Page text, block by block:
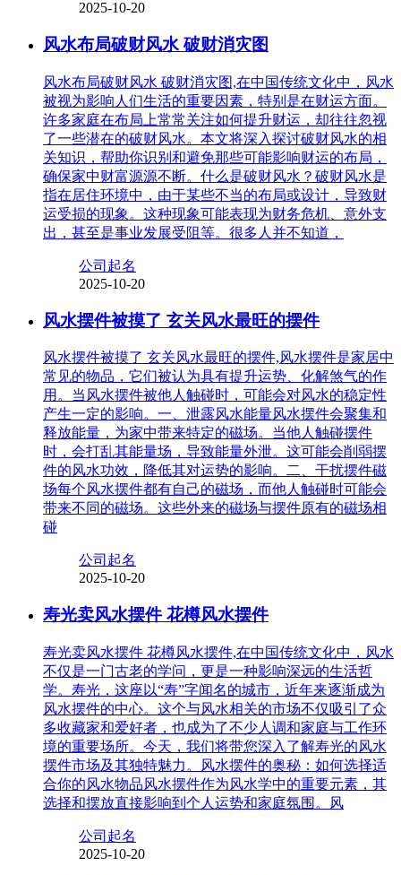
2025-10-20
风水布局破财风水 破财消灾图
风水布局破财风水 破财消灾图,在中国传统文化中，风水
被视为影响人们生活的重要因素，特别是在财运方面。
许多家庭在布局上常常关注如何提升财运，却往往忽视
了一些潜在的破财风水。本文将深入探讨破财风水的相
关知识，帮助你识别和避免那些可能影响财运的布局，
确保家中财富源源不断。什么是破财风水？破财风水是
指在居住环境中，由于某些不当的布局或设计，导致财
运受损的现象。这种现象可能表现为财务危机、意外支
出，甚至是事业发展受阻等。很多人并不知道，
公司起名
2025-10-20
风水摆件被摸了 玄关风水最旺的摆件
风水摆件被摸了 玄关风水最旺的摆件,风水摆件是家居中
常见的物品，它们被认为具有提升运势、化解煞气的作
用。当风水摆件被他人触碰时，可能会对风水的稳定性
产生一定的影响。一、泄露风水能量风水摆件会聚集和
释放能量，为家中带来特定的磁场。当他人触碰摆件
时，会打乱其能量场，导致能量外泄。这可能会削弱摆
件的风水功效，降低其对运势的影响。二、干扰摆件磁
场每个风水摆件都有自己的磁场，而他人触碰时可能会
带来不同的磁场。这些外来的磁场与摆件原有的磁场相
碰
公司起名
2025-10-20
寿光卖风水摆件 花樽风水摆件
寿光卖风水摆件 花樽风水摆件,在中国传统文化中，风水
不仅是一门古老的学问，更是一种影响深远的生活哲
学。寿光，这座以“寿”字闻名的城市，近年来逐渐成为
风水摆件的中心。这个与风水相关的市场不仅吸引了众
多收藏家和爱好者，也成为了不少人调和家庭与工作环
境的重要场所。今天，我们将带您深入了解寿光的风水
摆件市场及其独特魅力。风水摆件的奥秘：如何选择适
合你的风水物品风水摆件作为风水学中的重要元素，其
选择和摆放直接影响到个人运势和家庭氛围。风
公司起名
2025-10-20